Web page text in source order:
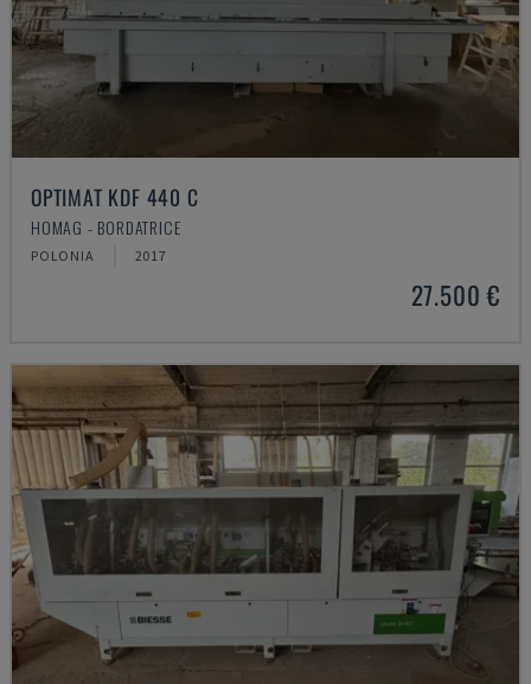
OPTIMAT KDF 440 C
HOMAG - BORDATRICE
POLONIA 2017
27.500 €